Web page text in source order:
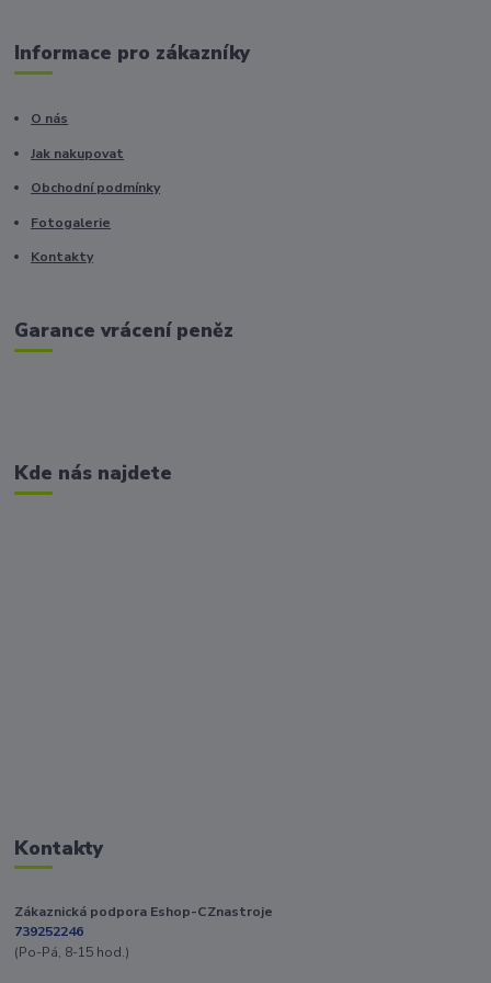
Informace pro zákazníky
O nás
Jak nakupovat
Obchodní podmínky
Fotogalerie
Kontakty
Garance vrácení peněz
Kde nás najdete
Kontakty
Zákaznická podpora Eshop-CZnastroje
739252246
(Po-Pá, 8-15 hod.)